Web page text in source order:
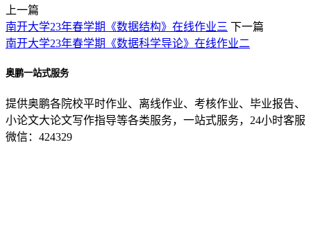
上一篇
南开大学23年春学期《数据结构》在线作业三 下一篇
南开大学23年春学期《数据科学导论》在线作业二
奥鹏一站式服务
提供奥鹏各院校平时作业、离线作业、考核作业、毕业报告、
小论文大论文写作指导等各类服务，一站式服务，24小时客服
微信：424329